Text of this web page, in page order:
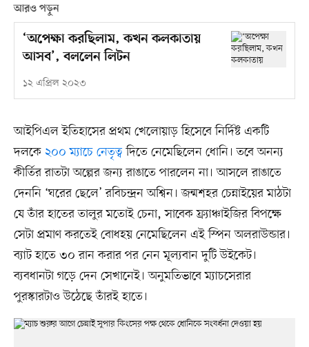
আরও পড়ুন
‘অপেক্ষা করছিলাম, কখন কলকাতায়
আসব’, বললেন লিটন
১২ এপ্রিল ২০২৩
আইপিএল ইতিহাসের প্রথম খেলোয়াড় হিসেবে নির্দিষ্ট একটি
দলকে ২০০ ম্যাচে নেতৃত্বদিতে নেমেছিলেন ধোনি। তবে অনন্য
কীর্তির রাতটা অল্পের জন্য রাঙাতে পারলেন না। আসলে রাঙাতে
দেননি ‘ঘরের ছেলে’ রবিচন্দ্রন অশ্বিন। জন্মশহর চেন্নাইয়ের মাঠটা
যে তাঁর হাতের তালুর মতোই চেনা, সাবেক ফ্র্যাঞ্চাইজির বিপক্ষে
সেটা প্রমাণ করতেই বোধহয় নেমেছিলেন এই স্পিন অলরাউন্ডার।
ব্যাট হাতে ৩০ রান করার পর নেন মূল্যবান দুটি উইকেট।
ব্যবধানটা গড়ে দেন সেখানেই। অনুমতিভাবে ম্যাচসেরার
পুরস্কারটাও উঠেছে তাঁরই হাতে।